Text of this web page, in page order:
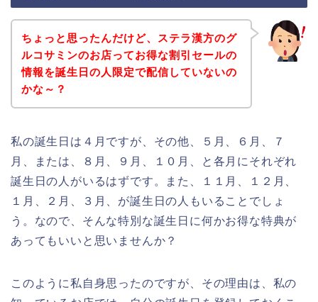
ちょっと思ったんだけど、ステラ漢方のグ
ルコサミンのお店ってお得な割引セールの
情報を誕生日の人限定で配信していないの
かな～？
私の誕生日は４月ですが、その他、５月、６月、７
月、または、８月、９月、１０月、と各月にそれぞれ
誕生日の人がいるはずです。また、１１月、１２月、
１月、２月、３月、が誕生日の人もいることでしょ
う。なので、そんな特別な誕生日に何かお得な特典が
あってもいいと思いませんか？
このように私自身思ったのですが、その理由は、私の